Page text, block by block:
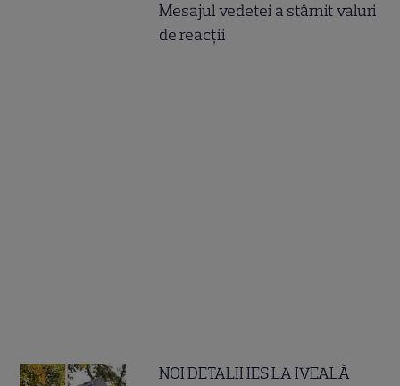
Mesajul vedetei a stârnit valuri
de reacții
NOI DETALII IES LA IVEALĂ